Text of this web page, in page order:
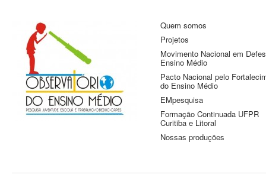
Observatório do
Ensino Médio
Pesquisa Juventude, Escola e
Trabalho
Quem somos
Projetos
Movimento Nacional em
Ensino Médio
Pacto Nacional pelo
do Ensino Médio
EMpesquisa
Formação Continuada UFPR
Curitiba e Litoral
Nossas produções